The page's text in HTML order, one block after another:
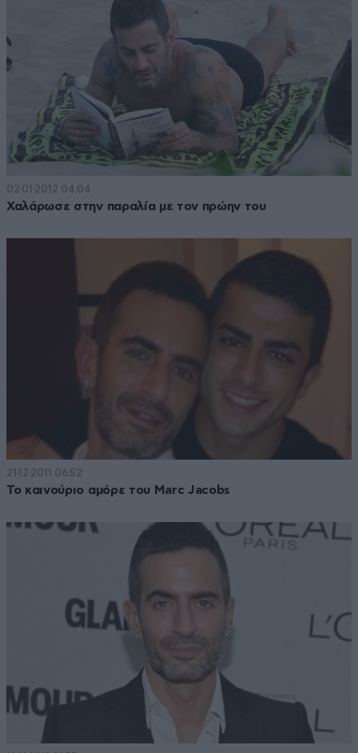
02·01·2012 04:04
Χαλάρωσε στην παραλία με τον πρώην του
21·12·2011 06:52
Το καινούριο αμόρε του Marc Jacobs